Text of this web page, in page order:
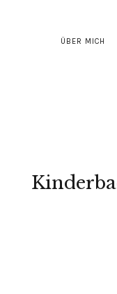
ÜBER MICH